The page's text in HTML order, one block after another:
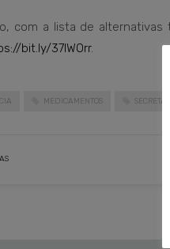
com a lista de alternativas
bit.ly/37lWOrr.
MEDICAMENTOS